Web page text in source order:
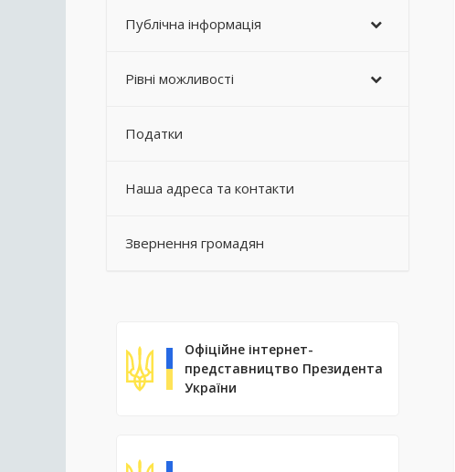
Публічна інформація
Рівні можливості
Податки
Наша адреса та контакти
Звернення громадян
Офіційне інтернет-
представництво Президента
України